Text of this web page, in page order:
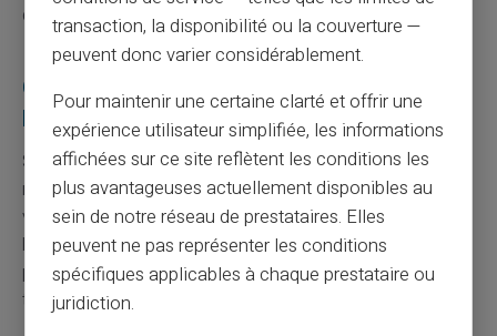
de vos informations durant leur transport numérique.
Que faire en cas de fraude sur ma carte
bancaire ?
Si vous suspectez une fraude, il est essentiel d'agir
rapidement. Contactez immédiatement votre banque ou
votre fournisseur de carte pour signaler l'incident. Ils
bloqueront la carte et lanceront une enquête. Vous
pourriez être remboursé des montants perdus selon les
termes de votre contrat bancaire.
transaction, la disponibilité ou la couverture —
peuvent donc varier considérablement.
Pour maintenir une certaine clarté et offrir une
expérience utilisateur simplifiée, les informations
affichées sur ce site reflètent les conditions les
plus avantageuses actuellement disponibles au
sein de notre réseau de prestataires. Elles
peuvent ne pas représenter les conditions
spécifiques applicables à chaque prestataire ou
juridiction.